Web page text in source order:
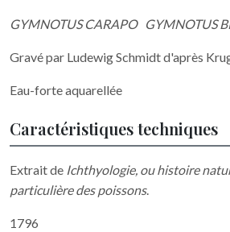
GYMNOTUS CARAPO GYMNOTUS
Gravé par Ludewig Schmidt d'après
Eau-forte aquarellée
Caractéristiques techniques
Extrait de Ichthyologie, ou histoire
particulière des poissons.
1796